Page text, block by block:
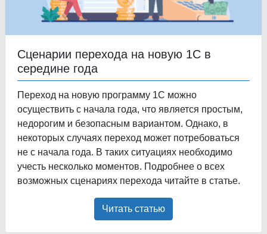
Сценарии перехода на новую 1С в
середине года
Переход на новую программу 1С можно
осуществить с начала года, что является простым,
недорогим и безопасным вариантом. Однако, в
некоторых случаях переход может потребоваться
не с начала года. В таких ситуациях необходимо
учесть несколько моментов. Подробнее о всех
возможных сценариях перехода читайте в статье.
Читать статью